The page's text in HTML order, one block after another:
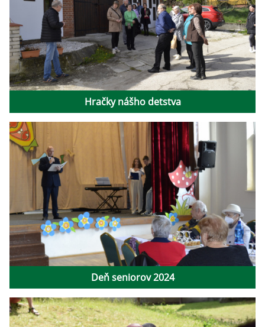
Hračky nášho detstva
Deň seniorov 2024